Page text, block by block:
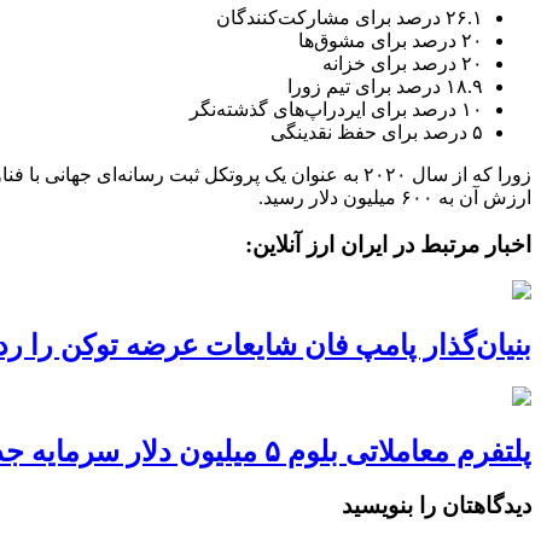
۲۶.۱ درصد برای مشارکت‌کنندگان
۲۰ درصد برای مشوق‌ها
۲۰ درصد برای خزانه
۱۸.۹ درصد برای تیم زورا
۱۰ درصد برای ایردراپ‌های گذشته‌نگر
۵ درصد برای حفظ نقدینگی
ارزش آن به ۶۰۰ میلیون دلار رسید.
اخبار مرتبط در ایران ارز آنلاین:
بنیان‌گذار پامپ فان شایعات عرضه توکن را
پلتفرم معاملاتی بلوم ۵ میلیون دلار سرمایه جذب کرد
دیدگاهتان را بنویسید